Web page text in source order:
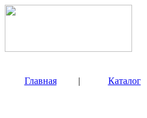
Главная | Каталог